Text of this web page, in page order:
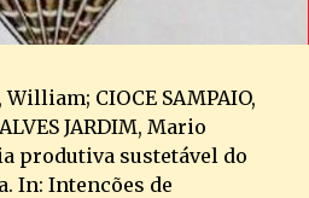
William; CIOCE SAMPAIO,
JARDIM, Mario
produtiva sustetável do
In: Intencões de